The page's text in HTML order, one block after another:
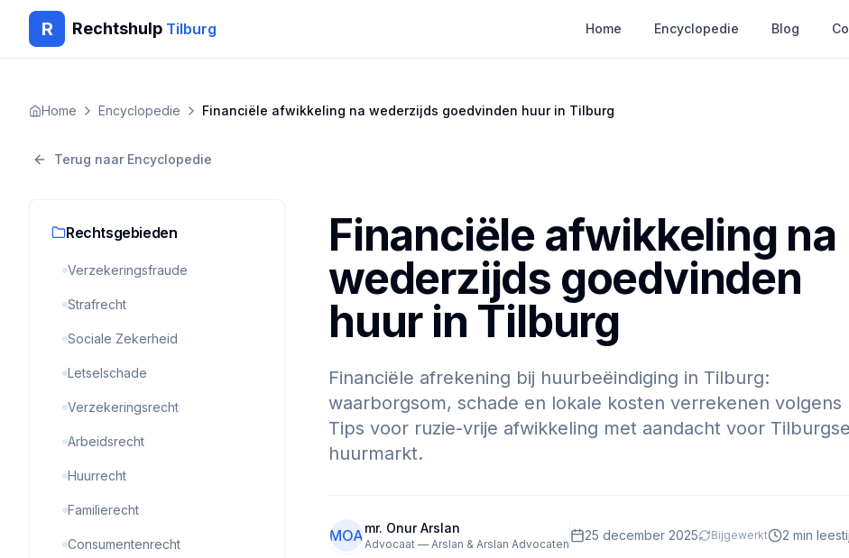
R Rechtshulp Tilburg Home Encyclopedie Blog
Home Encyclopedie Financiële afwikkeling na wederzijds goedvinden huur in Tilburg
Terug naar Encyclopedie
Rechtsgebieden
Verzekeringsfraude
Strafrecht
Sociale Zekerheid
Letselschade
Verzekeringsrecht
Arbeidsrecht
Huurrecht
Familierecht
Consumentenrecht
Financiële afwikkeling na
wederzijds goedvinden
huur in Tilburg
Financiële afrekening bij huurbeëindiging in Tilburg:
waarborgsom, schade en lokale kosten verrekenen volgens
Tips voor ruzie-vrije afwikkeling met aandacht voor Tilburgse
huurmarkt.
MOAmr. Onur Arslan
Advocaat — Arslan & Arslan Advocaten
25 december 2025 Bijgewerkt 2 min